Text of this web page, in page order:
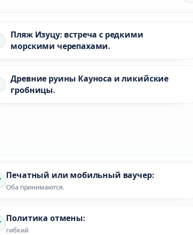
Пляж Изуцу: встреча с редкими
морскими черепахами.
Древние руины Кауноса и ликийские
гробницы.
Печатный или мобильный ваучер:
Оба принимаются.
Политика отмены:
гибкий